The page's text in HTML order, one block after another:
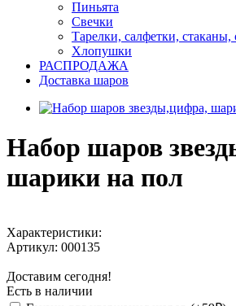
Пиньята
Свечки
Тарелки, салфетки, стаканы,
Хлопушки
РАСПРОДАЖА
Доставка шаров
Набор шаров
шарики на пол
Характеристики:
Артикул: 000135
Доставим сегодня!
Есть в наличии